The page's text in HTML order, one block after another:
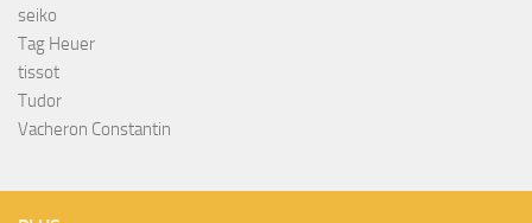
seiko
Tag Heuer
tissot
Tudor
Vacheron Constantin